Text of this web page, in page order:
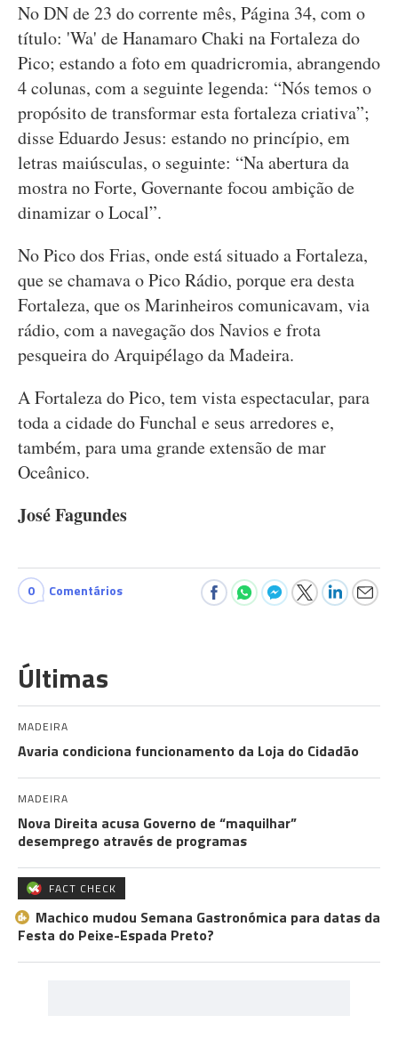
No DN de 23 do corrente mês, Página 34, com o
título: 'Wa' de Hanamaro Chaki na Fortaleza do
Pico; estando a foto em quadricromia, abrangendo
4 colunas, com a seguinte legenda: “Nós temos o
propósito de transformar esta fortaleza criativa”;
disse Eduardo Jesus: estando no princípio, em
letras maiúsculas, o seguinte: “Na abertura da
mostra no Forte, Governante focou ambição de
dinamizar o Local”.
No Pico dos Frias, onde está situado a Fortaleza,
que se chamava o Pico Rádio, porque era desta
Fortaleza, que os Marinheiros comunicavam, via
rádio, com a navegação dos Navios e frota
pesqueira do Arquipélago da Madeira.
A Fortaleza do Pico, tem vista espectacular, para
toda a cidade do Funchal e seus arredores e,
também, para uma grande extensão de mar
Oceânico.
José Fagundes
0 Comentários
Últimas
MADEIRA
Avaria condiciona funcionamento da Loja do Cidadão
MADEIRA
Nova Direita acusa Governo de “maquilhar”
desemprego através de programas
FACT CHECK
Machico mudou Semana Gastronómica para datas da
Festa do Peixe-Espada Preto?